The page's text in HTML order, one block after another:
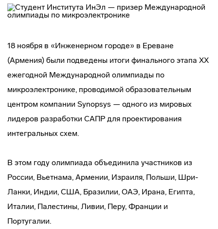
18 ноября в «Инженерном городе» в Ереване
(Армения) были подведены итоги финального этапа XX
ежегодной Международной олимпиады по
микроэлектронике, проводимой образовательным
центром компании Synopsys — одного из мировых
лидеров разработки САПР для проектирования
интегральных схем.
В этом году олимпиада объединила участников из
России, Вьетнама, Армении, Израиля, Польши, Шри-
Ланки, Индии, США, Бразилии, ОАЭ, Ирана, Египта,
Италии, Палестины, Ливии, Перу, Франции и
Португалии.